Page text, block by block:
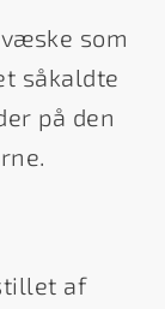
som
såkaldte
på den
af